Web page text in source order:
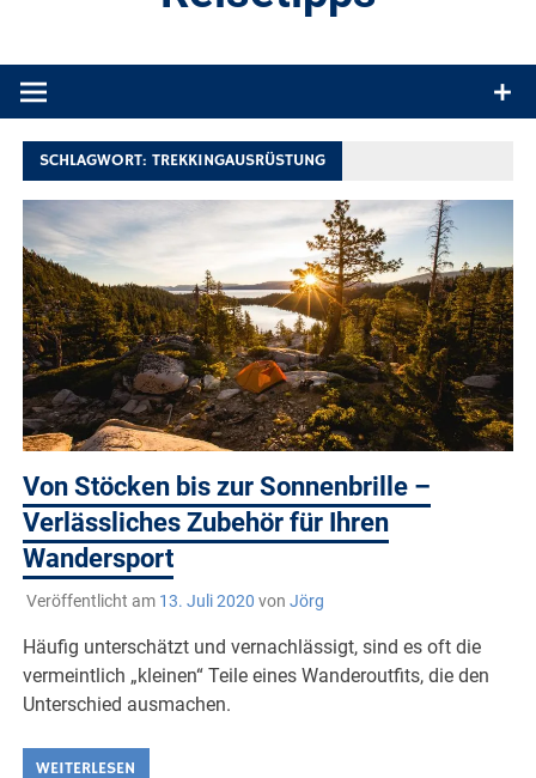
Produkttests und Buchrezensionen. Ein Blog für alle, die gern
SCHLAGWORT:TREKKINGAUSRÜSTUNG
Von Stöcken bis zur Sonnenbrille –
Verlässliches Zubehör für Ihren
Wandersport
Veröffentlicht am 13. Juli 2020 von Jörg
Häufig unterschätzt und vernachlässigt, sind es oft die
vermeintlich „kleinen“ Teile eines Wanderoutfits, die den
Unterschied ausmachen.
WEITERLESEN